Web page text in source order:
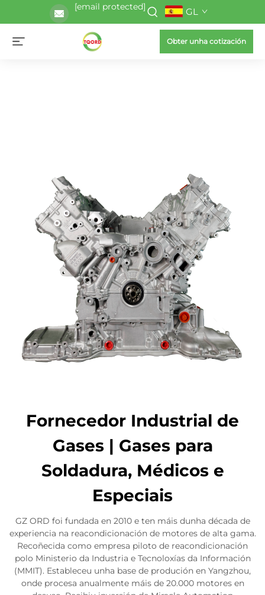
[email protected] GL
Obter unha cotización
Fornecedor Industrial de
Gases | Gases para
Soldadura, Médicos e
Especiais
GZ ORD foi fundada en 2010 e ten máis dunha década de
experiencia na reacondicionación de motores de alta gama.
Recoñecida como empresa piloto de reacondicionación
polo Ministerio da Industria e Tecnoloxías da Información
(MMIT). Estableceu unha base de produción en Yangzhou,
onde procesa anualmente máis de 20.000 motores en